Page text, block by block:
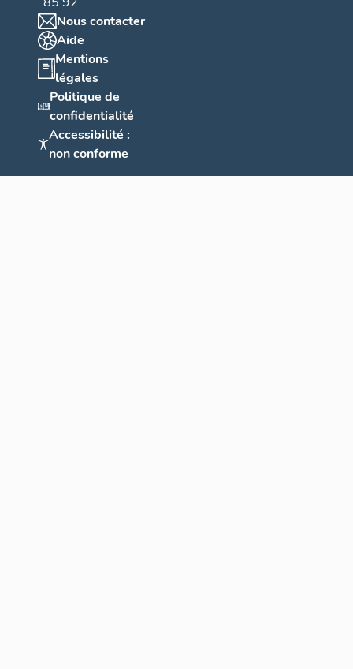
Nous contacter
Aide
Mentions
légales
Politique de
confidentialité
Accessibilité :
non conforme